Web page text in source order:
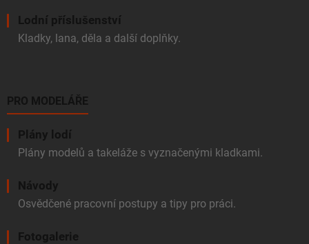
Lodní příslušenství
Kladky, lana, děla a další doplňky.
PRO MODELÁŘE
Plány lodí
Plány modelů a takeláže s vyznačenými kladkami.
Návody
Osvědčené pracovní postupy a tipy pro práci.
Fotogalerie